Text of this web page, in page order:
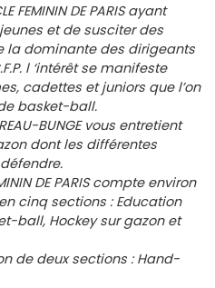
FEMININ DE PARIS ayant
et de susciter des
la dominante des dirigeants
l ‘intérêt se manifeste
cadettes et juniors que l’on
basket-ball.
BUNGE vous entretient
dont les différentes
DE PARIS compte environ
cinq sections : Education
ball, Hockey sur gazon et
de deux sections : Hand-